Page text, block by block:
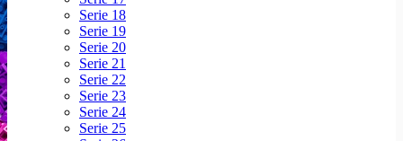
Serie 18
Serie 19
Serie 20
Serie 21
Serie 22
Serie 23
Serie 24
Serie 25